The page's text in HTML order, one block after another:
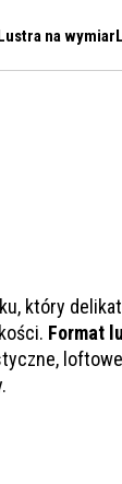
na wymiar
który
Format